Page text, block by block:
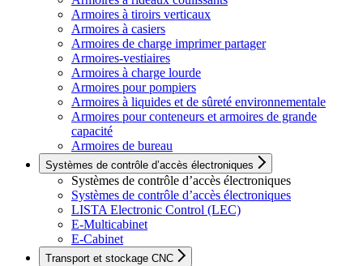
Armoires à tiroirs verticaux
Armoires à casiers
Armoires de charge imprimer partager
Armoires-vestiaires
Armoires à charge lourde
Armoires pour pompiers
Armoires à liquides et de sûreté environnementale
Armoires pour conteneurs et armoires de grande
capacité
Armoires de bureau
Systèmes de contrôle d’accès électroniques
Systèmes de contrôle d’accès électroniques
Systèmes de contrôle d’accès électroniques
LISTA Electronic Control (LEC)
E-Multicabinet
E-Cabinet
Transport et stockage CNC